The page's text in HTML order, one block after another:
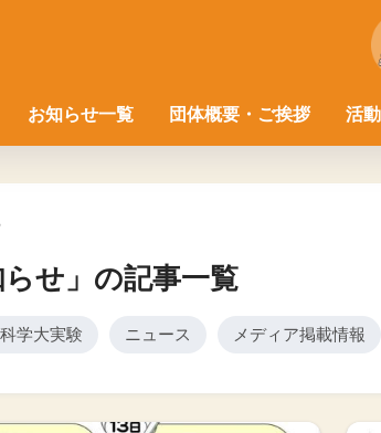
お知らせ一覧 団体概要・ご挨拶 活
らせ」の記事一覧
学大実験 ニュース メディア掲載情報